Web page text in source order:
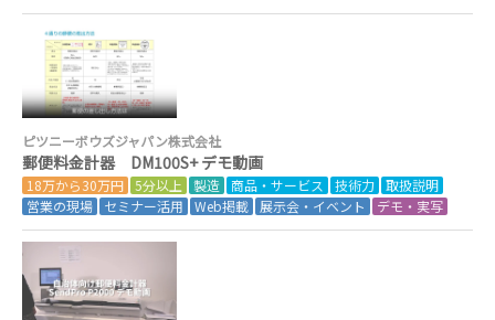
ピツニーボウズジャパン株式会社
郵便料金計器 DM100S+ デモ動画
18万から30万円 5分以上 製造 商品・サービス 技術力 取扱説明
営業の現場
セミナー活用 Web掲載 展示会・イベント デモ・実写